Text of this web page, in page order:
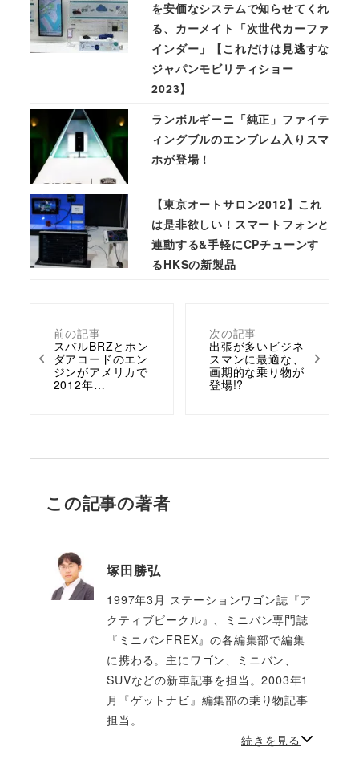
前の記事
スバルBRZとホン
ダアコードのエン
ジンがアメリカで
2012年…
次の記事
出張が多いビジネ
スマンに最適な、
画期的な乗り物が
登場!?
を安価なシステムで知らせてくれ
る、カーメイト「次世代カーファ
インダー」【これだけは見逃すな
ジャパンモビリティショー
2023】
ランボルギーニ「純正」ファイテ
ィングブルのエンブレム入りスマ
ホが登場！
【東京オートサロン2012】これ
は是非欲しい！スマートフォンと
連動する&手軽にCPチューンす
るHKSの新製品
この記事の著者
塚田勝弘
1997年3月 ステーションワゴン誌『ア
クティブビークル』、ミニバン専門誌
『ミニバンFREX』の各編集部で編集
に携わる。主にワゴン、ミニバン、
SUVなどの新車記事を担当。2003年1
月『ゲットナビ』編集部の乗り物記事
担当。
続きを見る